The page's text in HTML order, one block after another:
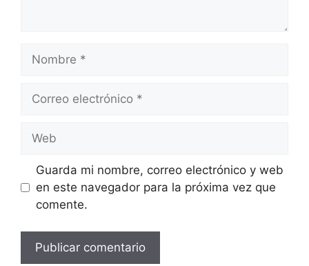
Nombre
Correo
Web
Guarda mi nombre, correo electrónico y web
en este navegador para la próxima vez que
comente.